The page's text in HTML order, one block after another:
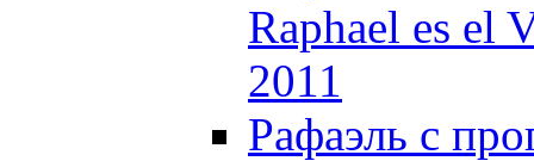
Raphael es el
2011
Рафаэль с